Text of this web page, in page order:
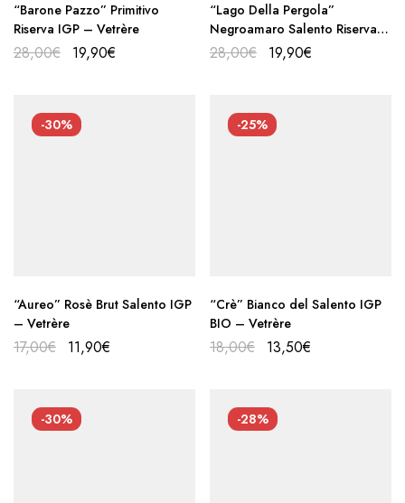
“Barone Pazzo” Primitivo
Riserva IGP – Vetrère
28,00€ 19,90€
“Lago Della Pergola”
Negroamaro Salento Riserva
IGP – Vetrère
28,00€ 19,90€
-30%
“Aureo” Rosè Brut Salento IGP
– Vetrère
17,00€ 11,90€
-25%
“Crè” Bianco del Salento IGP
BIO – Vetrère
18,00€ 13,50€
-30% -28%